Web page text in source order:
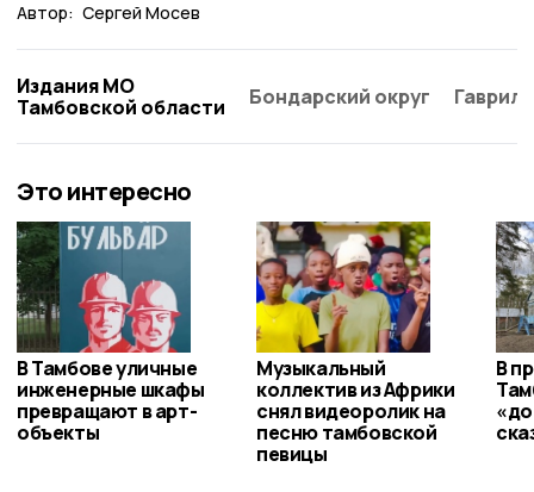
Автор: Сергей Мосев
Издания МО
Тамбовской области
Бондарский округ
Это интересно
В Тамбове уличные
инженерные шкафы
превращают в арт-
объекты
Музыкальный
коллектив из Африки
снял видеоролик на
песню тамбовской
певицы
В